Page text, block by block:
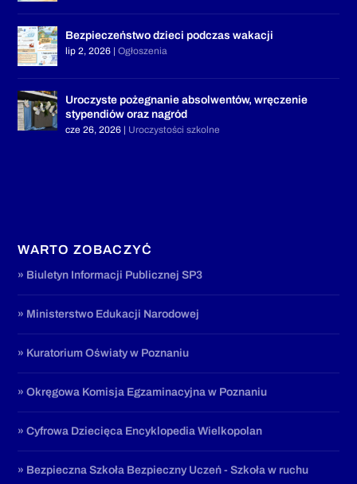
Bezpieczeństwo dzieci podczas wakacji
lip 2, 2026 |Ogłoszenia
Uroczyste pożegnanie absolwentów, wręczenie
stypendiów oraz nagród
cze 26, 2026 | Uroczystości szkolne
WARTO ZOBACZYĆ
» Biuletyn Informacji Publicznej SP3
» Ministerstwo Edukacji Narodowej
» Kuratorium Oświaty w Poznaniu
» Okręgowa Komisja Egzaminacyjna w Poznaniu
» Cyfrowa Dziecięca Encyklopedia Wielkopolan
» Bezpieczna Szkoła Bezpieczny Uczeń - Szkoła w ruchu